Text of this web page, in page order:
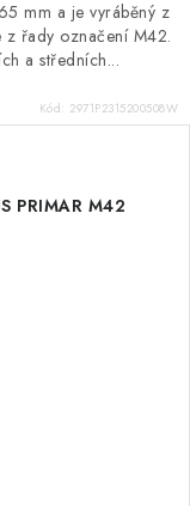
mm a je vyráběný z
z řady označení M42.
a středních...
Kód: 2971P2315200508W
PRIMAR M42